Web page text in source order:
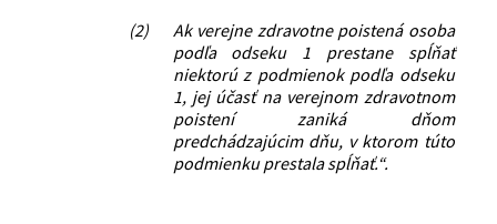
(2)
Ak verejne zdravotne poistená osoba
podľa odseku 1 prestane spĺňať
niektorú z podmienok podľa odseku
1, jej účasť na verejnom zdravotnom
poistení zaniká dňom
predchádzajúcim dňu, v ktorom túto
podmienku prestala spĺňať.“.